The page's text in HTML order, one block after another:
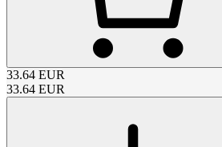
33.64 EUR
33.64 EUR